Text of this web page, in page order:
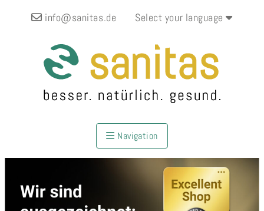
info@sanitas.de Select your language
Navigation